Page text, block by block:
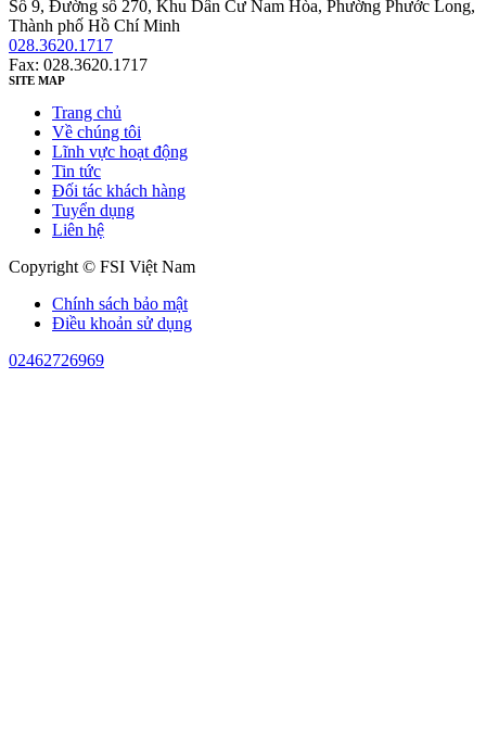
Số 9, Đường số 270, Khu Dân Cư Nam Hòa, Phường Phước Long,
Thành phố Hồ Chí Minh
028.3620.1717
Fax: 028.3620.1717
SITE MAP
Trang chủ
Về chúng tôi
Lĩnh vực hoạt động
Tin tức
Đối tác khách hàng
Tuyển dụng
Liên hệ
Copyright © FSI Việt Nam
Chính sách bảo mật
Điều khoản sử dụng
02462726969